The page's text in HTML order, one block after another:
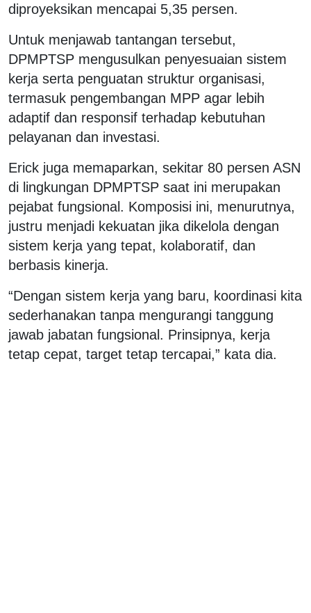
diproyeksikan mencapai 5,35 persen.
Untuk menjawab tantangan tersebut,
DPMPTSP mengusulkan penyesuaian sistem
kerja serta penguatan struktur organisasi,
termasuk pengembangan MPP agar lebih
adaptif dan responsif terhadap kebutuhan
pelayanan dan investasi.
Erick juga memaparkan, sekitar 80 persen ASN
di lingkungan DPMPTSP saat ini merupakan
pejabat fungsional. Komposisi ini, menurutnya,
justru menjadi kekuatan jika dikelola dengan
sistem kerja yang tepat, kolaboratif, dan
berbasis kinerja.
“Dengan sistem kerja yang baru, koordinasi kita
sederhanakan tanpa mengurangi tanggung
jawab jabatan fungsional. Prinsipnya, kerja
tetap cepat, target tetap tercapai,” kata dia.